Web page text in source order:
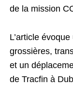
de la mission
L’article
grossières,
et un
de Tracfin à